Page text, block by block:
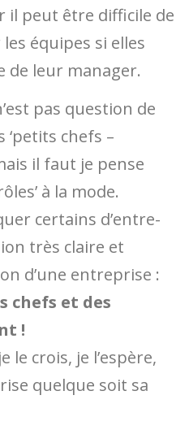
il peut être difficile de
équipes si elles
de leur manager.
pas question de
‘petits chefs –
il faut je pense
à la mode.
certains d’entre-
très claire et
d’une entreprise :
chefs et des
!
le crois, je l’espère,
quelque soit sa